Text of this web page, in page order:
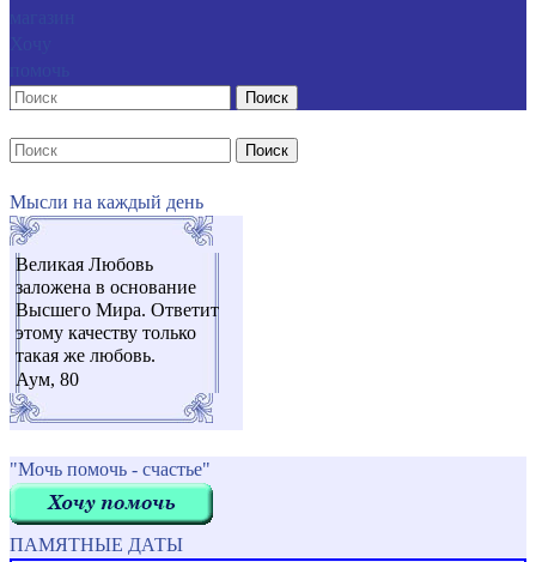
Поиск
Поиск
Мысли на каждый день
Великая Любовь
заложена в основание
Высшего Мира. Ответит
этому качеству только
такая же любовь.
Аум, 80
"Мочь помочь - счастье"
ПАМЯТНЫЕ ДАТЫ